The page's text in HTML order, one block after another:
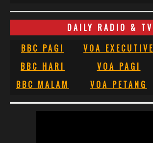
DAILY RADIO & TV
BBC PAGI
VOA EXECUTIVE
BBC HARI
VOA PAGI
BBC MALAM
VOA PETANG